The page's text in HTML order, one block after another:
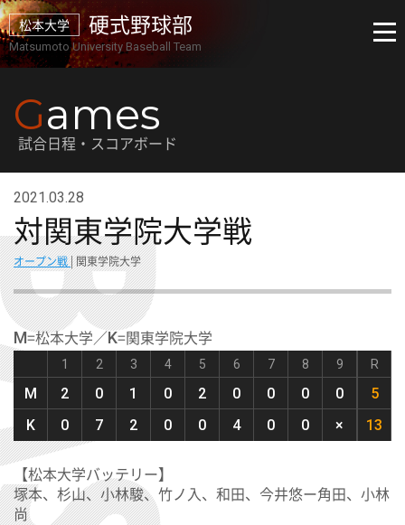
松本大学 硬式野球部
Matsumoto University Baseball Team
Games
試合日程・スコアボード
2021.03.28
対関東学院大学戦
オープン戦| 関東学院大学
M=松本大学／K=関東学院大学
M
K
1
2
0
2
0
7
3
1
2
4
0
0
5
2
0
6
0
4
7
0
0
8
0
0
9
0
×
R
5
13
【松本大学バッテリー】
塚本、杉山、小林駿、竹ノ入、和田、今井悠ー角田、小林
尚